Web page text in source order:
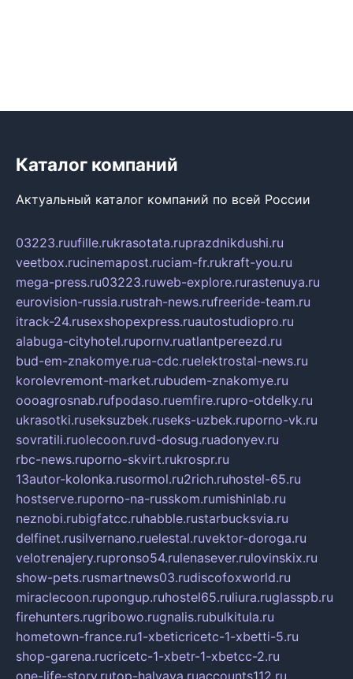
Каталог компаний
Актуальный каталог компаний по всей России
03223.ruufille.rukrasotata.ruprazdnikdushi.ru
veetbox.rucinemapost.ruciam-fr.rukraft-you.ru
mega-press.ru03223.ruweb-explore.rurastenuya.ru
eurovision-russia.rustrah-news.rufreeride-team.ru
itrack-24.rusexshopexpress.ruautostudiopro.ru
alabuga-cityhotel.rupornv.ruatlantpereezd.ru
bud-em-znakomye.rua-cdc.ruelektrostal-news.ru
korolevremont-market.rubudem-znakomye.ru
oooagrosnab.rufpodaso.ruemfire.rupro-otdelky.ru
ukrasotki.ruseksuzbek.ruseks-uzbek.ruporno-vk.ru
sovratili.ruolecoon.ruvd-dosug.ruadonyev.ru
rbc-news.ruporno-skvirt.rukrospr.ru
13autor-kolonka.rusormol.ru2rich.ruhostel-65.ru
hostserve.ruporno-na-russkom.rumishinlab.ru
neznobi.rubigfatcc.ruhabble.rustarbucksvia.ru
delfinet.rusilvernano.ruelestal.ruvektor-doroga.ru
velotrenajery.rupronso54.rulenasever.rulovinskix.ru
show-pets.rusmartnews03.rudiscofoxworld.ru
miraclecoon.rupongup.ruhostel65.ruliura.ruglasspb.ru
firehunters.rugribowo.rugnalis.rubulkitula.ru
hometown-france.ru1-xbeticricetc-1-xbetti-5.ru
shop-garena.rucricetc-1-xbetr-1-xbetcc-2.ru